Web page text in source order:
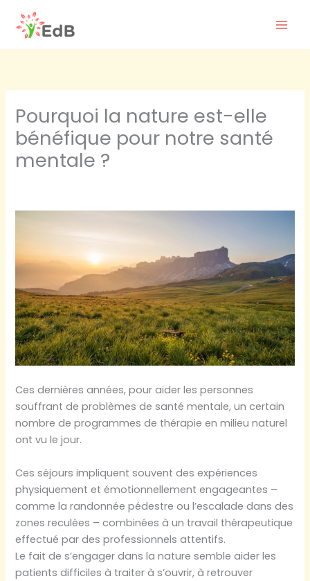
contenu
Pourquoi la nature est-elle
bénéfique pour notre santé
mentale ?
Ces dernières années, pour aider les personnes
souffrant de problèmes de santé mentale, un certain
nombre de programmes de thérapie en milieu naturel
ont vu le jour.
Ces séjours impliquent souvent des expériences
physiquement et émotionnellement engageantes –
comme la randonnée pédestre ou l’escalade dans des
zones reculées – combinées à un travail thérapeutique
effectué par des professionnels attentifs.
Le fait de s’engager dans la nature semble aider les
patients difficiles à traiter à s’ouvrir, à retrouver